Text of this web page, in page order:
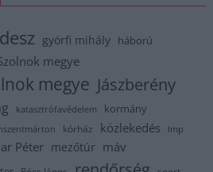
györfi mihály háború
megye
megye Jászberény
katasztrófavédelem kormány
kórház közlekedés lmp
Péter mezőtúr máv